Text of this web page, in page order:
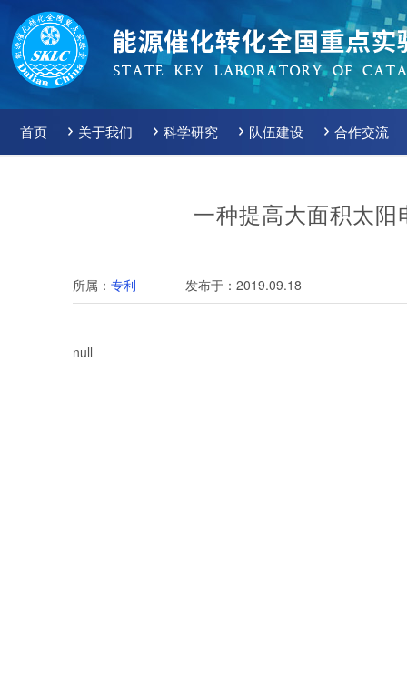
首页 关于我们 科学研究 队伍建设 合作交流
一种提高大面积太
所属： 专利 发布于：2019.09.18
null